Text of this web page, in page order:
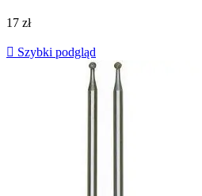
17 zł
 Szybki podgląd